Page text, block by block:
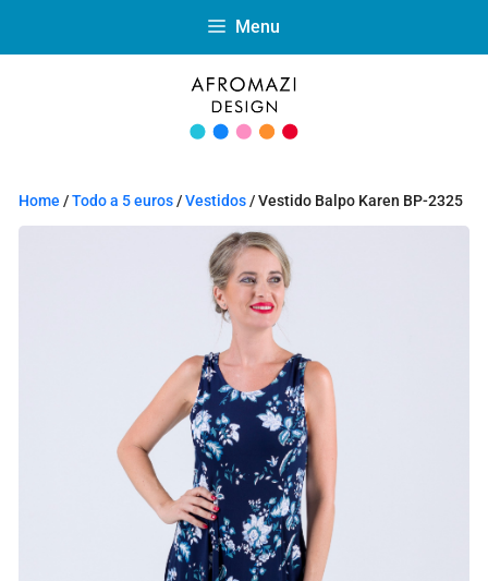
Menu
Home /Todo a 5 euros/Vestidos/ Vestido Balpo Karen BP-2325